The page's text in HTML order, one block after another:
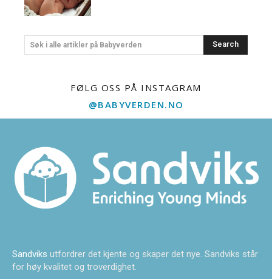
Søk i alle artikler på Babyverden Search
FØLG OSS PÅ INSTAGRAM
@BABYVERDEN.NO
Sandviks utfordrer det kjente og skaper det nye. Sandviks står
for høy kvalitet og troverdighet.